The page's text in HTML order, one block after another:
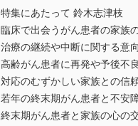
特集にあたって 鈴木志津枝
臨床で出会うがん患者の家族
治療の継続や中断に関する意
高齢がん患者に再発や予後不
対応のむずかしい家族との
若年の終末期がん患者と不安
終末期がん患者と家族の心の